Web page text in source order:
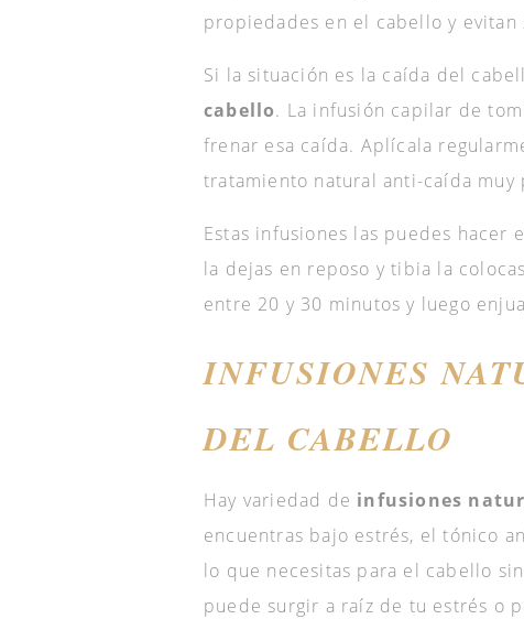
propiedades en el cabello y evitan
Si la situación es la caída del
cabello. La infusión capilar de
frenar esa caída. Aplícala
tratamiento natural anti-caída
Estas infusiones las puedes hacer
la dejas en reposo y tibia la
entre 20 y 30 minutos y luego
INFUSIONES
DEL CABELLO
Hay variedad de infusiones
encuentras bajo estrés, el tónico
lo que necesitas para el cabello
puede surgir a raíz de tu estrés o